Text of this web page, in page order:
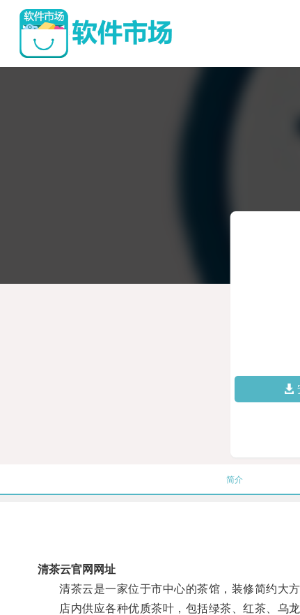
简介
清茶云官网网址
清茶云是一家位于市中心的茶馆，装修简约大方
店内供应各种优质茶叶，包括绿茶、红茶、乌龙